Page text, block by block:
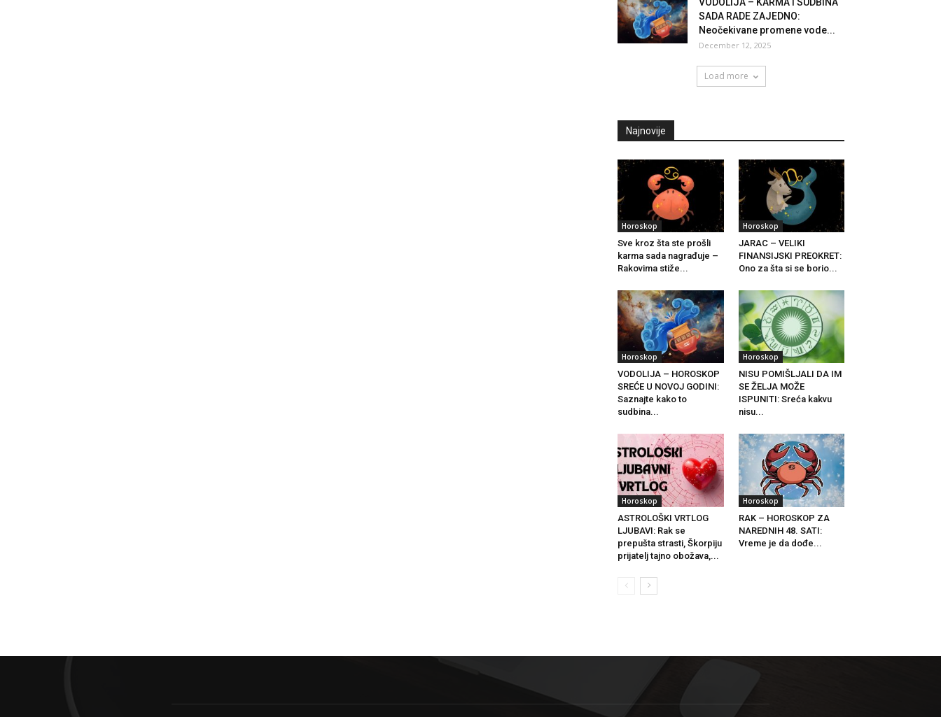
SADA RADE ZAJEDNO:
Neočekivane promene vode...
December 12, 2025
Load more
Najnovije
Horoskop
Sve kroz šta ste prošli
karma sada nagrađuje –
Rakovima stiže...
Horoskop
JARAC – VELIKI
FINANSIJSKI PREOKRET:
Ono za šta si se borio...
Horoskop
VODOLIJA – HOROSKOP
SREĆE U NOVOJ GODINI:
Saznajte kako to
sudbina...
Horoskop
NISU POMIŠLJALI DA IM
SE ŽELJA MOŽE
ISPUNITI: Sreća kakvu
nisu...
Horoskop
ASTROLOŠKI VRTLOG
LJUBAVI: Rak se
prepušta strasti, Škorpiju
prijatelj tajno obožava,...
Horoskop
RAK – HOROSKOP ZA
NAREDNIH 48. SATI:
Vreme je da dođe...